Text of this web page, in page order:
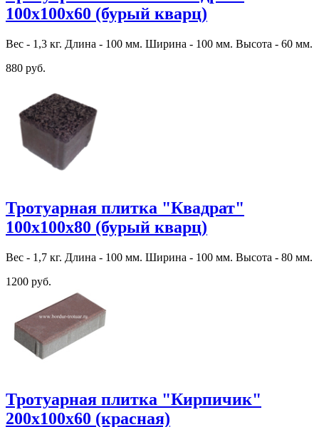
100х100х60 (бурый кварц)
Вес - 1,3 кг. Длина - 100 мм. Ширина - 100 мм. Высота - 60 мм.
880 руб.
Тротуарная плитка "Квадрат"
100х100х80 (бурый кварц)
Вес - 1,7 кг. Длина - 100 мм. Ширина - 100 мм. Высота - 80 мм.
1200 руб.
Тротуарная плитка "Кирпичик"
200х100х60 (красная)